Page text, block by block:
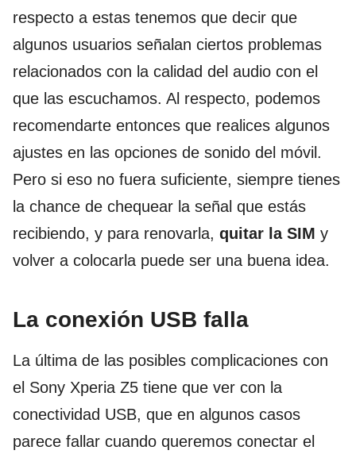
respecto a estas tenemos que decir que
algunos usuarios señalan ciertos problemas
relacionados con la calidad del audio con el
que las escuchamos. Al respecto, podemos
recomendarte entonces que realices algunos
ajustes en las opciones de sonido del móvil.
Pero si eso no fuera suficiente, siempre tienes
la chance de chequear la señal que estás
recibiendo, y para renovarla, quitar la SIM y
volver a colocarla puede ser una buena idea.
La conexión USB falla
La última de las posibles complicaciones con
el Sony Xperia Z5 tiene que ver con la
conectividad USB, que en algunos casos
parece fallar cuando queremos conectar el